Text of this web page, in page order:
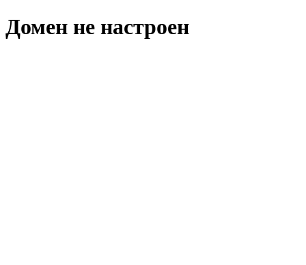
Домен не настроен